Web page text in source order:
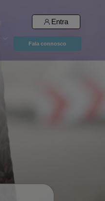
Entra
Fala connosco